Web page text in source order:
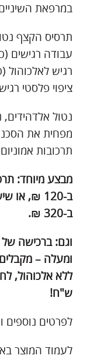
במרפאת
תרסיס הקצף
עבודה רגישים
רגיש לאלכוהול
ציפוי פלסטי
נטול אלדהידים,
מפחית את
תרכובות
ב-320 ₪.
וגם: ברכישה של
ומעלה – מקבלים
ש"ח!
לפרטים נוספים והזמנות
לעמוד המוצר